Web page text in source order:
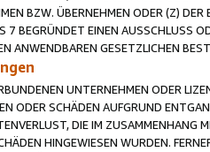
BZW. ÜBERNEHMEN ODER (Z)
7 BEGRÜNDET EINEN AUSSCHLUSS
ANWENDBAREN GESETZLICHEN
UNTERNEHMEN ODER
ODER SCHÄDEN AUFGRUND
DIE IM ZUSAMMENHANG
HINGEWIESEN WURDEN.